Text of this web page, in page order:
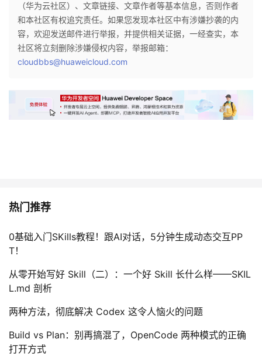
（华为云社区）、文章链接、文章作者等基本信息，否则作者
和本社区有权追究责任。如果您发现本社区中有涉嫌抄袭的内
容，欢迎发送邮件进行举报，并提供相关证据，一经查实，本
社区将立刻删除涉嫌侵权内容，举报邮箱：
cloudbbs@huaweicloud.com
热门推荐
0基础入门SKills教程！跟AI对话，5分钟生成动态交互PP
T！
从零开始写好 Skill（二）：一个好 Skill 长什么样——SKIL
L.md 剖析
两种方法，彻底解决 Codex 这令人恼火的问题
Build vs Plan：别再搞混了，OpenCode 两种模式的正确
打开方式